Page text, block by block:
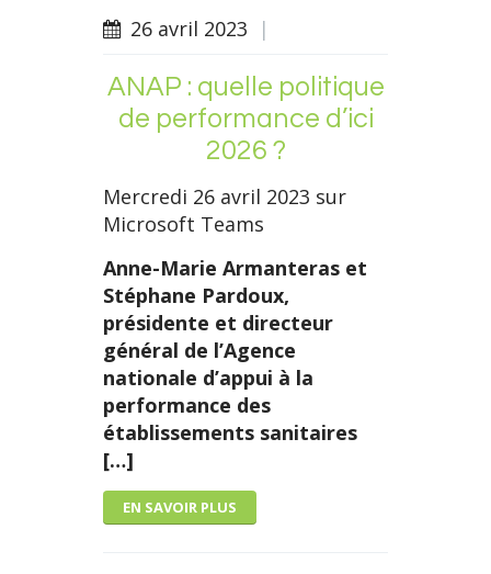
26 avril 2023 |
ANAP : quelle politique
de performance d’ici
2026 ?
Mercredi 26 avril 2023 sur
Microsoft Teams
Anne-Marie Armanteras et
Stéphane Pardoux,
présidente et directeur
général de l’Agence
nationale d’appui à la
performance des
établissements sanitaires
[…]
EN SAVOIR PLUS